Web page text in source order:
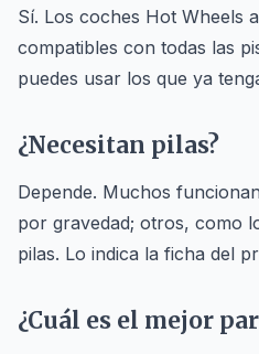
Sí. Los coches Hot Wheels
compatibles con todas las
puedes usar los que ya
¿Necesitan pilas?
Depende. Muchos
por gravedad; otros, como
pilas. Lo indica la ficha del
¿Cuál es el mejor